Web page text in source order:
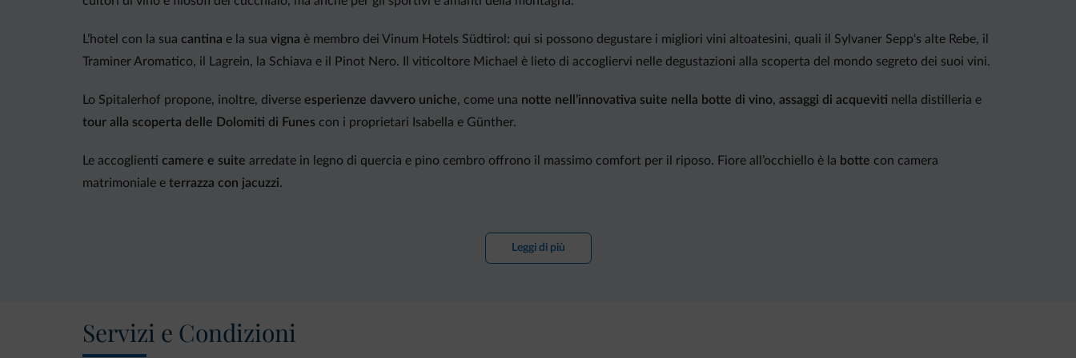
L’hotel con la sua cantina e la sua vigna è membro dei Vinum Hotels Südtirol: qui si possono degustare i migliori vini altoatesini, quali il Sylvaner Sepp's alte Rebe, il
Traminer Aromatico, il Lagrein, la Schiava e il Pinot Nero. Il viticoltore Michael è lieto di accogliervi nelle degustazioni alla scoperta del mondo segreto dei suoi vini.
Lo Spitalerhof propone, inoltre, diverse esperienze davvero uniche, come una notte nell’innovativa suite nella botte di vino, assaggi di acqueviti nella distilleria e
tour alla scoperta delle Dolomiti di Funes con i proprietari Isabella e Günther.
Le accoglienti camere e suite arredate in legno di quercia e pino cembro offrono il massimo comfort per il riposo. Fiore all’occhiello è la botte con camera
matrimoniale e terrazza con jacuzzi.
dei piatti vi stupirà: gli asparagi, lo speck e le altre specialità vengono servite nel vaso delle conserve della nonna, in rustici cassetti di legno, su cortecce o pietre.
Alla base delle specialità ingredienti stagionali e a km 0, provenienti dai proprivigneti,frutteti
L’hotel vanta anche una modernaarea benessere
Leggi di più
Servizi e Condizioni